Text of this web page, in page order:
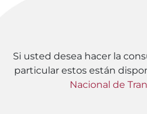
Si usted desea hacer la
particular estos están
Nacional de